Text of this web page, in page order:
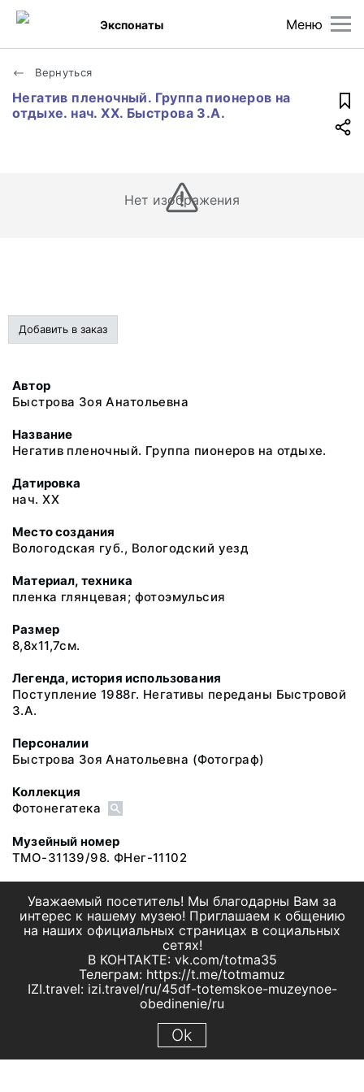
Меню
Экспонаты
Вернуться
Негатив пленочный. Группа пионеров на
отдыхе. нач. XX. Быстрова З.А.
Нет изображения
Добавить в заказ
Автор
Быстрова Зоя Анатольевна
Название
Негатив пленочный. Группа пионеров на отдыхе.
Датировка
нач. XX
Место создания
Вологодская губ., Вологодский уезд
Материал, техника
пленка глянцевая; фотоэмульсия
Размер
8,8х11,7см.
Легенда, история использования
Поступление 1988г. Негативы переданы Быстровой
З.А.
Персоналии
Быстрова Зоя Анатольевна (Фотограф)
Коллекция
Фотонегатека
Музейный номер
ТМО-31139/98. ФНег-11102
Уважаемый посетитель! Мы благодарны Вам за
интерес к нашему музею! Приглашаем к общению
на наших официальных страницах в социальных
сетях!
В КОНТАКТЕ: vk.com/totma35
Телеграм: https://t.me/totmamuz
IZI.travel: izi.travel/ru/45df-totemskoe-muzeynoe-
obedinenie/ru
Ok